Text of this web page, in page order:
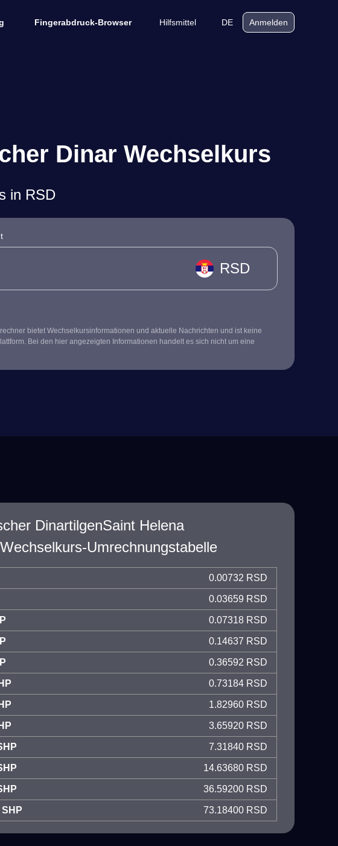
Fingerabdruck-Browser Hilfsmittel DE Anmelden
Dinar Wechselkurs
in RSD
RSD
bietet Wechselkursinformationen und aktuelle Nachrichten und ist keine
Bei den hier angezeigten Informationen handelt es sich nicht um eine
DinartilgenSaint Helena
Umrechnungstabelle
0.00732 RSD
0.03659 RSD
0.07318 RSD
0.14637 RSD
0.36592 RSD
0.73184 RSD
1.82960 RSD
3.65920 RSD
7.31840 RSD
14.63680 RSD
36.59200 RSD
SHP 73.18400 RSD